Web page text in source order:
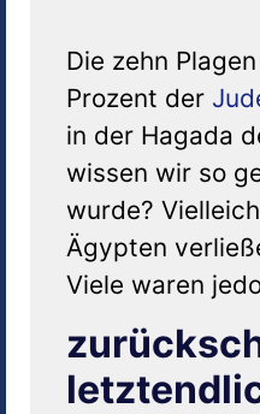
Die zehn
Prozent der
in der Hagada
wissen wir so
wurde?
Ägypten
Viele waren